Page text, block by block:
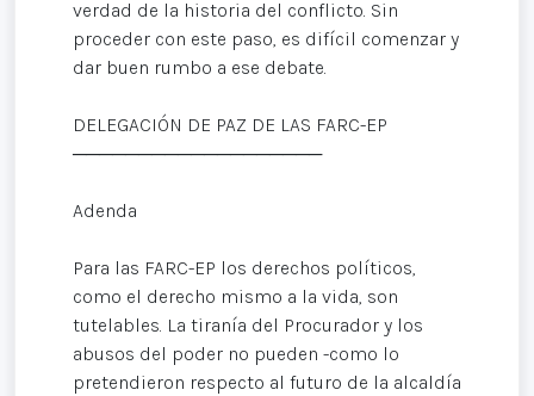
verdad de la historia del conflicto. Sin
proceder con este paso, es difícil comenzar y
dar buen rumbo a ese debate.
DELEGACIÓN DE PAZ DE LAS FARC-EP
───────────────────
Adenda
Para las FARC-EP los derechos políticos,
como el derecho mismo a la vida, son
tutelables. La tiranía del Procurador y los
abusos del poder no pueden -como lo
pretendieron respecto al futuro de la alcaldía